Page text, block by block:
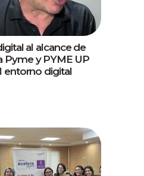
al alcance de
Pyme y PYME UP
entorno digital